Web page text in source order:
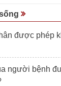
được phép
người bệnh